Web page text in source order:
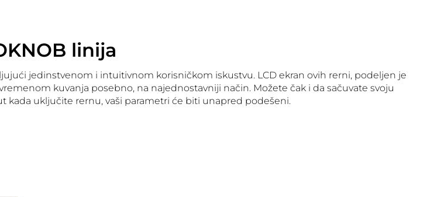
linija
jedinstvenom i intuitivnom korisničkom iskustvu. LCD ekran ovih rerni, podeljen je
kuvanja posebno, na najednostavniji način. Možete čak i da sačuvate svoju
kada uključite rernu, vaši parametri će biti unapred podešeni.